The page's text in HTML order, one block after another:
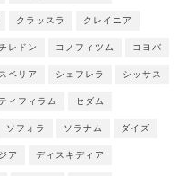
クラッスラ クレイニア
レドン コノフィツム コヨバ
ベリア シェフレラ シッサス
ィフィラム セダム
ソフォラ ソラナム ダイズ
ア ディスキディア